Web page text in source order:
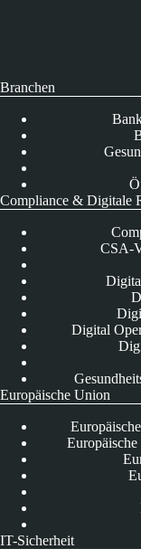
Branchen
Compliance & Digitale
CSA-
Digital
Europäische Union
IT-Sicherheit